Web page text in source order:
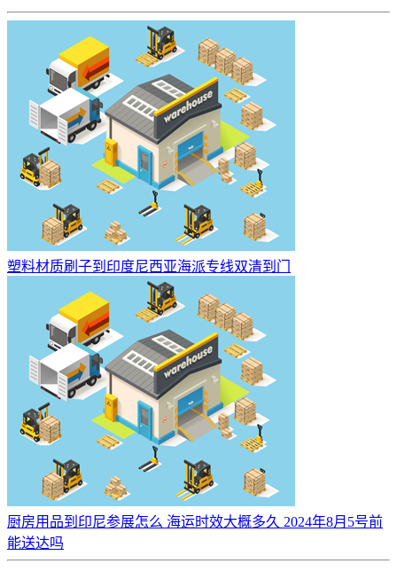
塑料材质刷子到印度尼西亚海派专线双清到门
厨房用品到印尼参展怎么 海运时效大概多久 2024年8月5号前
能送达吗